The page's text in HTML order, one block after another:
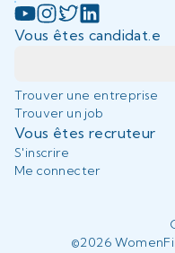
Vous êtes candidat.e
Trouver une entreprise
Trouver un job
Vous êtes recruteur
S'inscrire
Me connecter
©2026